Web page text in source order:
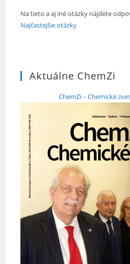
Na tieto a aj iné otázky nájdete
Najčastejšie otázky
Aktuálne ChemZi
ChemZi – Chemické